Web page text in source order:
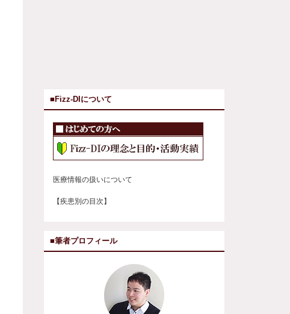
■Fizz-DIについて
医療情報の扱いについて
【疾患別の目次】
■筆者プロフィール